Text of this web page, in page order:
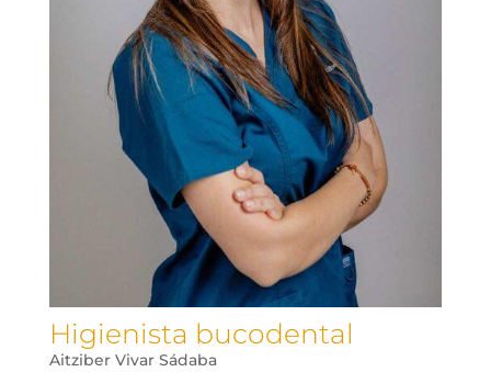
Higienista bucodental
Aitziber Vivar Sádaba